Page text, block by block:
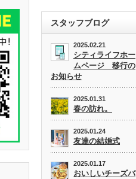
スタッフブログ
2025.02.21
シティライフホー
ムページ 移行の
お知らせ
2025.01.31
春の訪れ。
2025.01.24
友達の結婚式
2025.01.17
おいしいチーズバ